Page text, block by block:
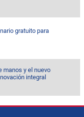
gratuito para
manos y el nuevo
integral